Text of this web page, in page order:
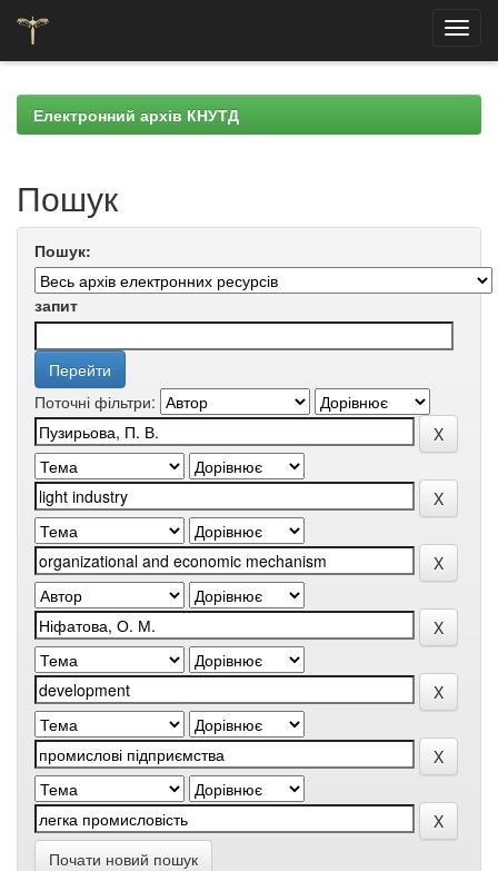
navigationЕлектронний архів КНУТД
Пошук
Пошук:
запит
Поточні фільтри:
Почати новий пошук